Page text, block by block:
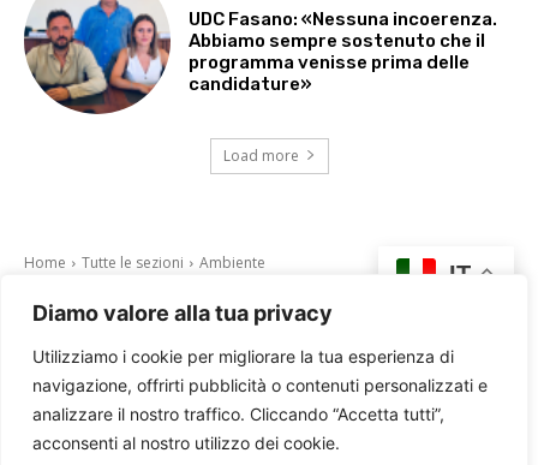
Diamo valore alla tua privacy
Utilizziamo i cookie per migliorare la tua esperienza di
navigazione, offrirti pubblicità o contenuti personalizzati e
analizzare il nostro traffico. Cliccando “Accetta tutti”,
acconsenti al nostro utilizzo dei cookie.
UDC Fasano: «Nessuna incoerenza.
Abbiamo sempre sostenuto che il
programma venisse prima delle
candidature»
Load more